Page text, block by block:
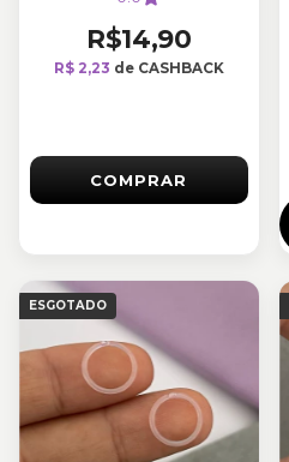
R$14,90
R$ 2,23 de CASHBACK
COMPRAR
ESGOTADO